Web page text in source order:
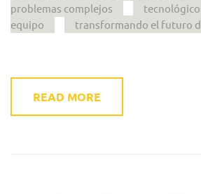
problemas complejos
tecnológico
equipo
transformando el futuro
READ MORE